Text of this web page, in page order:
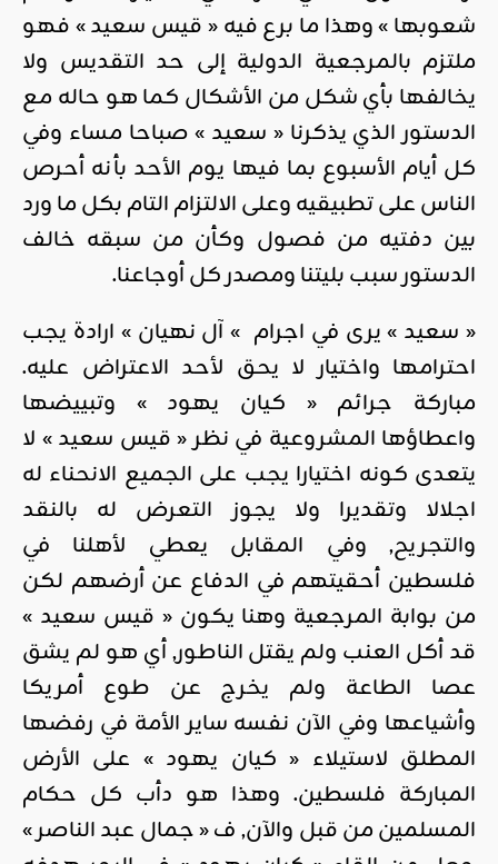
شعوبها » وهذا ما برع فيه « قيس سعيد » فهو
ملتزم بالمرجعية الدولية إلى حد التقديس ولا
يخالفها بأي شكل من الأشكال كما هو حاله مع
الدستور الذي يذكرنا « سعيد » صباحا مساء وفي
كل أيام الأسبوع بما فيها يوم الأحد بأنه أحرص
الناس على تطبيقيه وعلى الالتزام التام بكل ما ورد
بين دفتيه من فصول وكأن من سبقه خالف
الدستور سبب بليتنا ومصدر كل أوجاعنا.
« سعيد » يرى في اجرام » آل نهيان » ارادة يجب
احترامها واختيار لا يحق لأحد الاعتراض عليه.
مباركة جرائم « كيان يهود » وتبييضها
واعطاؤها المشروعية في نظر « قيس سعيد » لا
يتعدى كونه اختيارا يجب على الجميع الانحناء له
اجلالا وتقديرا ولا يجوز التعرض له بالنقد
والتجريح, وفي المقابل يعطي لأهلنا في
فلسطين أحقيتهم في الدفاع عن أرضهم لكن
من بوابة المرجعية وهنا يكون « قيس سعيد »
قد أكل العنب ولم يقتل الناطور, أي هو لم يشق
عصا الطاعة ولم يخرج عن طوع أمريكا
وأشياعها وفي الآن نفسه ساير الأمة في رفضها
المطلق لاستيلاء « كيان يهود » على الأرض
المباركة فلسطين. وهذا هو دأب كل حكام
المسلمين من قبل والآن, ف « جمال عبد الناصر »